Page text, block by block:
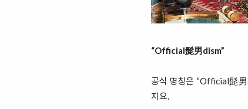
“Official髭男dism”
공식 명칭은 “Official髭男
지요.